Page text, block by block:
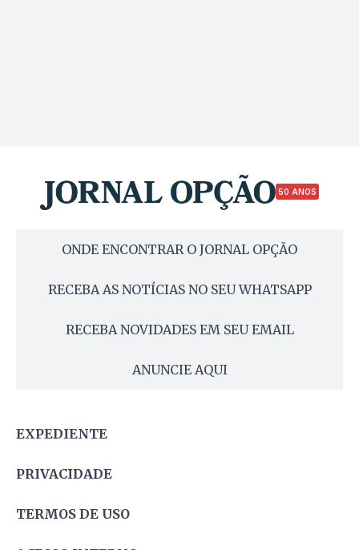
50 ANOS
ONDE ENCONTRAR O JORNAL OPÇÃO
RECEBA AS NOTÍCIAS NO SEU WHATSAPP
RECEBA NOVIDADES EM SEU EMAIL
ANUNCIE AQUI
EXPEDIENTE
PRIVACIDADE
TERMOS DE USO